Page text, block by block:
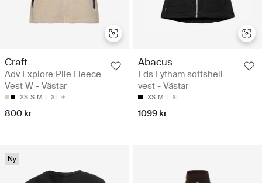
Craft
Adv Explore Pile Fleece
Vest W - Västar
XS S M L XL
800 kr
Abacus
Lds Lytham softshell
vest - Västar
XS M L XL
1099 kr
Ny